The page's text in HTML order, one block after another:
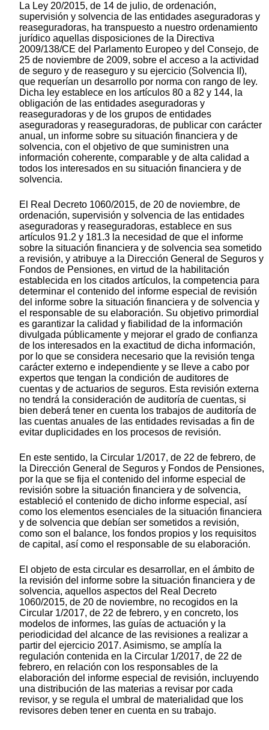
La Ley 20/2015, de 14 de julio, de ordenación,
supervisión y solvencia de las entidades aseguradoras y
reaseguradoras, ha transpuesto a nuestro ordenamiento
jurídico aquellas disposiciones de la Directiva
2009/138/CE del Parlamento Europeo y del Consejo, de
25 de noviembre de 2009, sobre el acceso a la actividad
de seguro y de reaseguro y su ejercicio (Solvencia II),
que requerían un desarrollo por norma con rango de ley.
Dicha ley establece en los artículos 80 a 82 y 144, la
obligación de las entidades aseguradoras y
reaseguradoras y de los grupos de entidades
aseguradoras y reaseguradoras, de publicar con carácter
anual, un informe sobre su situación financiera y de
solvencia, con el objetivo de que suministren una
información coherente, comparable y de alta calidad a
todos los interesados en su situación financiera y de
solvencia.
El Real Decreto 1060/2015, de 20 de noviembre, de
ordenación, supervisión y solvencia de las entidades
aseguradoras y reaseguradoras, establece en sus
artículos 91.2 y 181.3 la necesidad de que el informe
sobre la situación financiera y de solvencia sea sometido
a revisión, y atribuye a la Dirección General de Seguros y
Fondos de Pensiones, en virtud de la habilitación
establecida en los citados artículos, la competencia para
determinar el contenido del informe especial de revisión
del informe sobre la situación financiera y de solvencia y
el responsable de su elaboración. Su objetivo primordial
es garantizar la calidad y fiabilidad de la información
divulgada públicamente y mejorar el grado de confianza
de los interesados en la exactitud de dicha información,
por lo que se considera necesario que la revisión tenga
carácter externo e independiente y se lleve a cabo por
expertos que tengan la condición de auditores de
cuentas y de actuarios de seguros. Esta revisión externa
no tendrá la consideración de auditoría de cuentas, si
bien deberá tener en cuenta los trabajos de auditoría de
las cuentas anuales de las entidades revisadas a fin de
evitar duplicidades en los procesos de revisión.
En este sentido, la Circular 1/2017, de 22 de febrero, de
la Dirección General de Seguros y Fondos de Pensiones,
por la que se fija el contenido del informe especial de
revisión sobre la situación financiera y de solvencia,
estableció el contenido de dicho informe especial, así
como los elementos esenciales de la situación financiera
y de solvencia que debían ser sometidos a revisión,
como son el balance, los fondos propios y los requisitos
de capital, así como el responsable de su elaboración.
El objeto de esta circular es desarrollar, en el ámbito de
la revisión del informe sobre la situación financiera y de
solvencia, aquellos aspectos del Real Decreto
1060/2015, de 20 de noviembre, no recogidos en la
Circular 1/2017, de 22 de febrero, y en concreto, los
modelos de informes, las guías de actuación y la
periodicidad del alcance de las revisiones a realizar a
partir del ejercicio 2017. Asimismo, se amplía la
regulación contenida en la Circular 1/2017, de 22 de
febrero, en relación con los responsables de la
elaboración del informe especial de revisión, incluyendo
una distribución de las materias a revisar por cada
revisor, y se regula el umbral de materialidad que los
revisores deben tener en cuenta en su trabajo.